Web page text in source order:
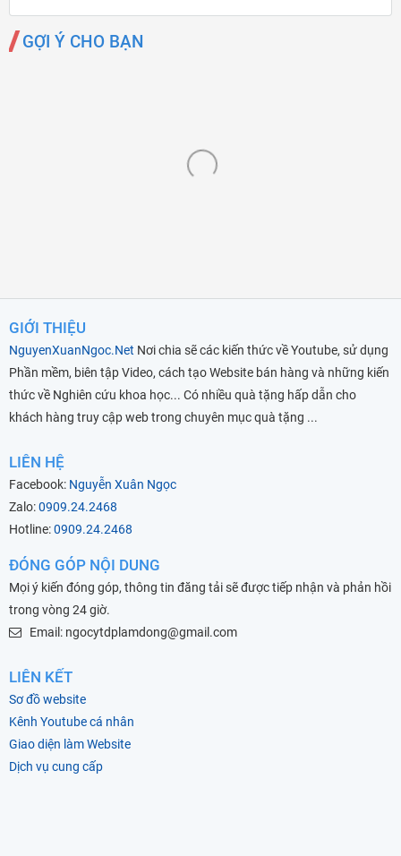
GỢI Ý CHO BẠN
GIỚI THIỆU
NguyenXuanNgoc.Net Nơi chia sẽ các kiến thức về Youtube, sử dụng
Phần mềm, biên tập Video, cách tạo Website bán hàng và những kiến
thức về Nghiên cứu khoa học... Có nhiều quà tặng hấp dẫn cho
khách hàng truy cập web trong chuyên mục quà tặng ...
LIÊN HỆ
Facebook: Nguyễn Xuân Ngọc
Zalo:0909.24.2468
Hotline:0909.24.2468
ĐÓNG GÓP NỘI DUNG
Mọi ý kiến đóng góp, thông tin đăng tải sẽ được tiếp nhận và phản hồi
trong vòng 24 giờ.
Email: ngocytdplamdong@gmail.com
LIÊN KẾT
Sơ đồ website
Kênh Youtube cá nhân
Giao diện làm Website
Dịch vụ cung cấp